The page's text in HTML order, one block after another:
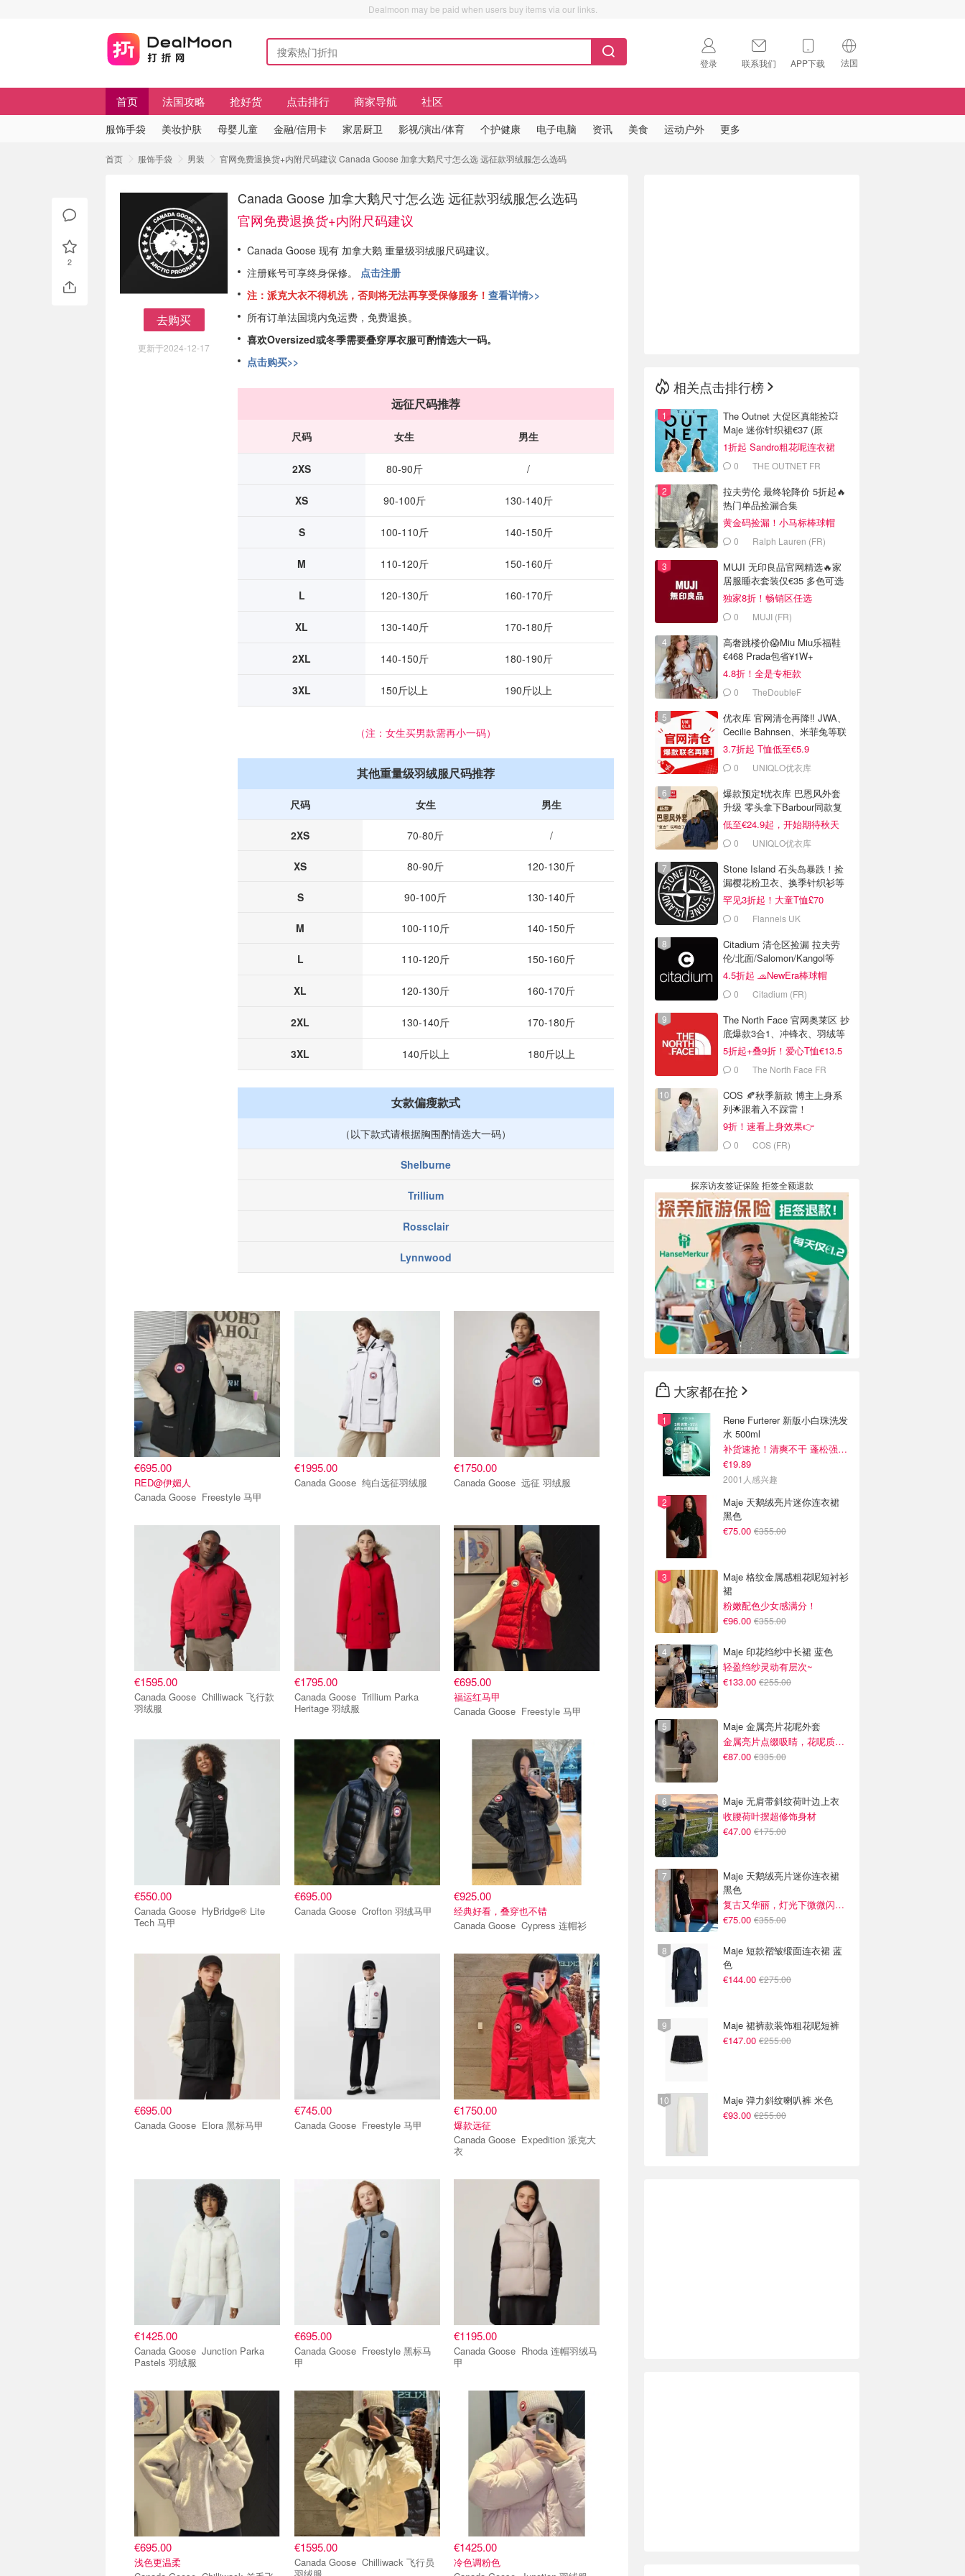
Dealmoon may be paid when users buy items via our links.
登录 联系我们 APP下载 法国
🇺🇸
首页 法国攻略 抢好货 点击排行 商家导航 社区
服饰手袋 美妆护肤 母婴儿童 金融/信用卡 家居厨卫 影视/演出/体育 个护健康 电子电脑 资讯 美食 运动户外 更多
首页 服饰手袋 男装 官网免费退换货+内附尺码建议 Canada Goose 加拿大鹅尺寸怎么选 远征款羽绒服怎么选码
去购买
更新于2024-12-17
Canada Goose 加拿大鹅尺寸怎么选 远征款羽绒服怎么选码
官网免费退换货+内附尺码建议
Canada Goose 现有 加拿大鹅 重量级羽绒服尺码建议。
注册账号可享终身保修。 点击注册
注：派克大衣不得机洗，否则将无法再享受保修服务！ 查看详情>>
所有订单法国境内免运费，免费退换。
喜欢Oversized或冬季需要叠穿厚衣服可酌情选大一码。
点击购买>>
远征尺码推荐
尺码 女生 男生
2XS 80-90斤 /
XS 90-100斤 130-140斤
S 100-110斤 140-150斤
M 110-120斤 150-160斤
L 120-130斤 160-170斤
XL 130-140斤 170-180斤
2XL 140-150斤 180-190斤
3XL 150斤以上 190斤以上
（注：女生买男款需再小一码）
其他重量级羽绒服尺码推荐
尺码 女生 男生
2XS 70-80斤 /
XS 80-90斤 120-130斤
S 90-100斤 130-140斤
M 100-110斤 140-150斤
L 110-120斤 150-160斤
XL 120-130斤 160-170斤
2XL 130-140斤 170-180斤
3XL 140斤以上 180斤以上
女款偏瘦款式
（以下款式请根据胸围酌情选大一码）
Shelburne
Trillium
Rossclair
Lynnwood
爆款推荐
€695.00
RED@伊媚人
Canada Goose Freestyle 马甲
€1995.00
Canada Goose 纯白远征羽绒服
€1750.00
Canada Goose 远征 羽绒服
€1595.00
Canada Goose Chilliwack 飞行款
羽绒服
€1795.00
Canada Goose Trillium Parka
Heritage 羽绒服
爆款推荐
€695.00
福运红马甲
Canada Goose Freestyle 马甲
€550.00
Canada Goose HyBridge® Lite
Tech 马甲
€695.00
Canada Goose Crofton 羽绒马甲
€925.00
经典好看，叠穿也不错
Canada Goose Cypress 连帽衫
€695.00
Canada Goose Elora 黑标马甲
€745.00
Canada Goose Freestyle 马甲
爆款推荐
€1750.00
爆款远征
Canada Goose Expedition 派克大
衣
€1425.00
Canada Goose Junction Parka
Pastels 羽绒服
€695.00
Canada Goose Freestyle 黑标马
甲
€1195.00
Canada Goose Rhoda 连帽羽绒马
甲
爆款推荐
€695.00
浅色更温柔
€1595.00
Canada Goose Chilliwack 飞行员
爆款推荐
€1425.00
冷色调粉色
2
相关点击排行榜
The Outnet 大促区真能捡💥
Maje 迷你针织裙€37 (原
€175）
1折起 Sandro粗花呢连衣裙
€820 THE OUTNET FR
拉夫劳伦 最终轮降价 5折起🔥
热门单品捡漏合集
黄金码捡漏！小马标棒球帽
€280 Ralph Lauren (FR)
MUJI 无印良品官网精选🔥家
居服睡衣套装仅€35 多色可选
独家8折！畅销区任选
0 MUJI (FR)
高奢跳楼价😱Miu Miu乐福鞋
€468 Prada包省¥1W+
4.8折！全是专柜款
0 TheDoubleF
优衣库 官网清仓再降‼️ JWA、
Cecilie Bahnsen、米菲兔等联
名
3.7折起 T恤低至€5.9
0 UNIQLO优衣库
爆款预定❗️优衣库 巴恩风外套
升级 零头拿下Barbour同款复
古腔
低至€24.9起，开始期待秋天
0 UNIQLO优衣库
Stone Island 石头岛暴跌！捡
漏樱花粉卫衣、换季针织衫等
罕见3折起！大童T恤£70
0 Flannels UK
Citadium 清仓区捡漏 拉夫劳
伦/北面/Salomon/Kangol等
4.5折起 🧢NewEra棒球帽
€18.2
0 Citadium (FR)
The North Face 官网奥莱区 抄
底爆款3合1、冲锋衣、羽绒等
5折起+叠9折！爱心T恤€13.5
0 The North Face FR
COS 🍂秋季新款 博主上身系
列🌟跟着入不踩雷！
9折！速看上身效果👉
0 COS (FR)
探亲访友签证保险 拒签全额退款
大家都在抢
Rene Furterer 新版小白珠洗发
水 500ml
补货速抢！清爽不干 蓬松强韧秀发
€19.89
2001人感兴趣
Maje 天鹅绒亮片迷你连衣裙
黑色
€75.00 €355.00
Maje 格纹金属感粗花呢短衬衫
裙
粉嫩配色少女感满分！
€96.00 €355.00
Maje 印花绉纱中长裙 蓝色
轻盈绉纱灵动有层次~
€133.00 €255.00
Maje 金属亮片花呢外套
金属亮片点缀吸睛，花呢质感高级又显贵
€87.00 €335.00
Maje 无肩带斜纹荷叶边上衣
收腰荷叶摆超修饰身材
€47.00 €175.00
Maje 天鹅绒亮片迷你连衣裙
黑色
复古又华丽，灯光下微微闪光~
€75.00 €355.00
Maje 短款褶皱缎面连衣裙 蓝
色
€144.00 €275.00
Maje 裙裤款装饰粗花呢短裤
€147.00 €255.00
Maje 弹力斜纹喇叭裤 米色
€93.00 €255.00